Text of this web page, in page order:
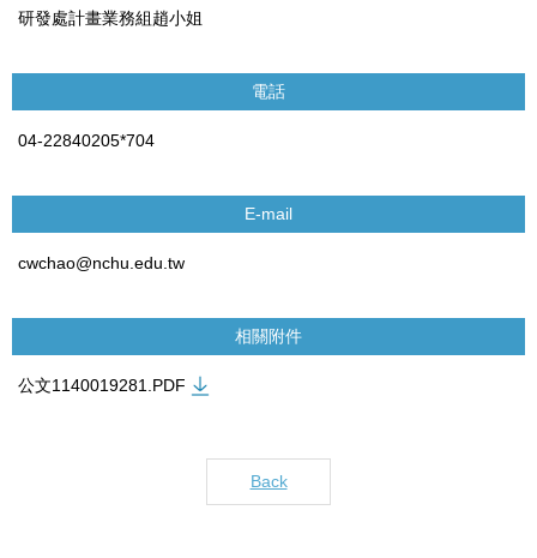
研發處計畫業務組趙小姐
電話
04-22840205*704
E-mail
cwchao@nchu.edu.tw
相關附件
公文1140019281.PDF
Back